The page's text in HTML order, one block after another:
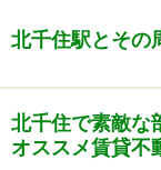
北千住駅とその
北千住で素敵な
オススメ賃貸不